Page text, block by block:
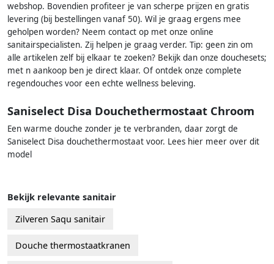
webshop. Bovendien profiteer je van scherpe prijzen en gratis
levering (bij bestellingen vanaf 50). Wil je graag ergens mee
geholpen worden? Neem contact op met onze online
sanitairspecialisten. Zij helpen je graag verder. Tip: geen zin om
alle artikelen zelf bij elkaar te zoeken? Bekijk dan onze douchesets;
met n aankoop ben je direct klaar. Of ontdek onze complete
regendouches voor een echte wellness beleving.
Saniselect Disa Douchethermostaat Chroom
Een warme douche zonder je te verbranden, daar zorgt de
Saniselect Disa douchethermostaat voor. Lees hier meer over dit
model
Bekijk relevante sanitair
Zilveren Saqu sanitair
Douche thermostaatkranen